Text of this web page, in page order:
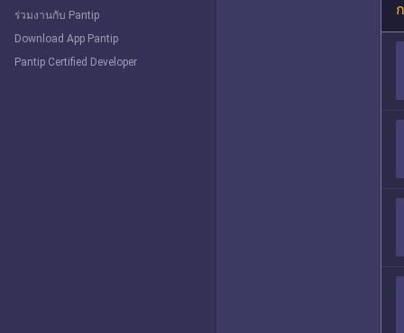
ร่วมงานกับ Pantip
Download App Pantip
Pantip Certified Developer